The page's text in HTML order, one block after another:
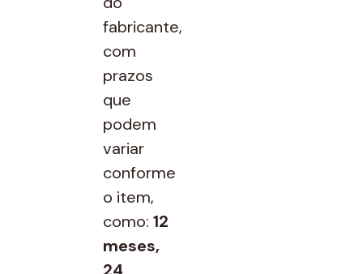
fabricante,
com
prazos
que
podem
variar
conforme
o item,
como: 12
meses,
24